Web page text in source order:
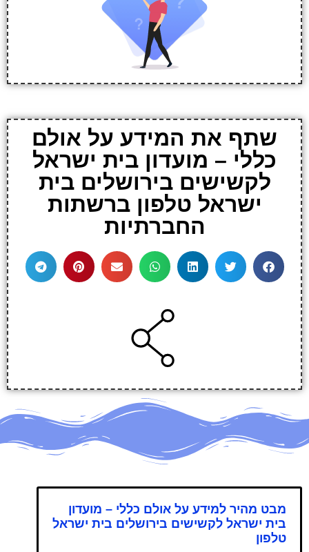
שתף את המידע על אולם
כללי – מועדון בית ישראל
לקשישים בירושלים בית
ישראל טלפון ברשתות
החברתיות
מבט מהיר למידע על אולם כללי – מועדון
בית ישראל לקשישים בירושלים בית ישראל
טלפון